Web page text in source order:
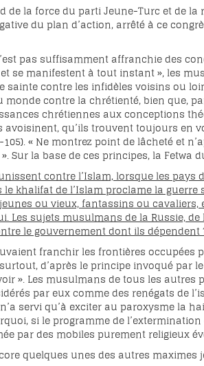
de la force du parti Jeune-Turc et de
du plan d’action, arrêté à ce
pas suffisamment affranchie des
se manifestent à tout instant », les
contre les infidèles voisins ou
contre la chrétienté, bien que,
chrétiennes aux conceptions
qu’ils trouvent toujours en
« Ne montrez point de lâcheté et
». Sur la base de ces principes, la
contre l’Islam, lorsque les
khalifat de l’Islam proclame la
ou vieux, fantassins ou
Les sujets musulmans de la Russie,
le gouvernement dont ils dépendent
franchir les frontières occupées
d’après le principe invoqué par
». Les musulmans de tous les
par eux comme des renégats de
servi qu’à exciter au paroxysme
si le programme de
par des mobiles purement religieux
quelques unes des autres